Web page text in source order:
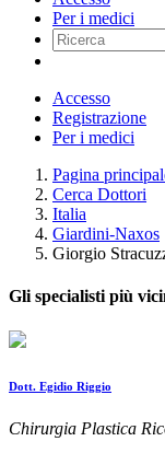
Per i medici
Accesso
Registrazione
Per i medici
Pagina
Cerca Dottori
Italia
Giardini-Naxos
Giorgio
Gli specialisti più
Dott. Egidio Riggio
Chirurgia Plastica